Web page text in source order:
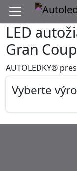
LED
Gran
AUTOLEDKY®
Vyberte